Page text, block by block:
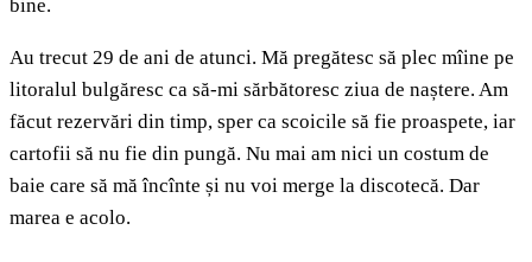
bine.
Au trecut 29 de ani de atunci. Mă pregătesc să plec mîine pe
litoralul bulgăresc ca să-mi sărbătoresc ziua de naștere. Am
făcut rezervări din timp, sper ca scoicile să fie proaspete, iar
cartofii să nu fie din pungă. Nu mai am nici un costum de
baie care să mă încînte și nu voi merge la discotecă. Dar
marea e acolo.